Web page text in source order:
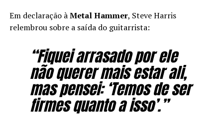
Em declaração àMetal Hammer, Steve Harris
relembrou sobre a saída do guitarrista:
“Fiquei arrasado por ele
não querer mais estar ali,
mas pensei: ‘Temos de ser
firmes quanto a isso’.”